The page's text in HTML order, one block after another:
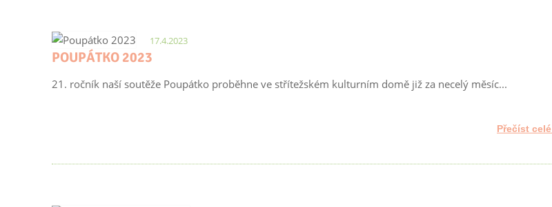
17.4.2023
POUPÁTKO 2023
21. ročník naší soutěže Poupátko proběhne ve střítežském kulturním domě již za necelý měsíc...
Přečíst celé